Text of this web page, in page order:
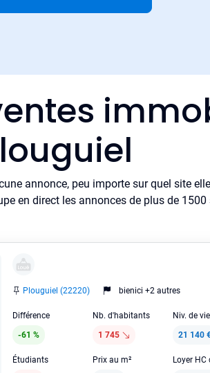
annonce, peu importe sur quel site
en direct les annonces de plus de
Plouguiel (22220) bienici +2 autres
Différence
-61 %
Nb. d'habitants
1 745
Niv. de
21 140
Étudiants Prix au m²